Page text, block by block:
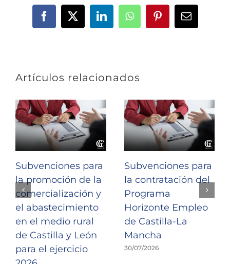
Facebook
X LinkedInWhatsAppPinterestCorreo
Artículos relacionados
Subvenciones para
la promoción de la
comercialización y
el abastecimiento
en el medio rural
de Castilla y León
para el ejercicio
Subvenciones para
la contratación del
Programa
Horizonte Empleo
de Castilla-La
Mancha
30/07/2026